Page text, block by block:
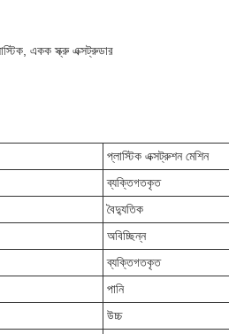
একক স্ক্রু এক্সট্রুডার
প্লাস্টিক এক্সট্রুশন মেশিন
ব্যক্তিগতকৃত
বৈদ্যুতিক
অবিচ্ছিন্ন
ব্যক্তিগতকৃত
পানি
উচ্চ